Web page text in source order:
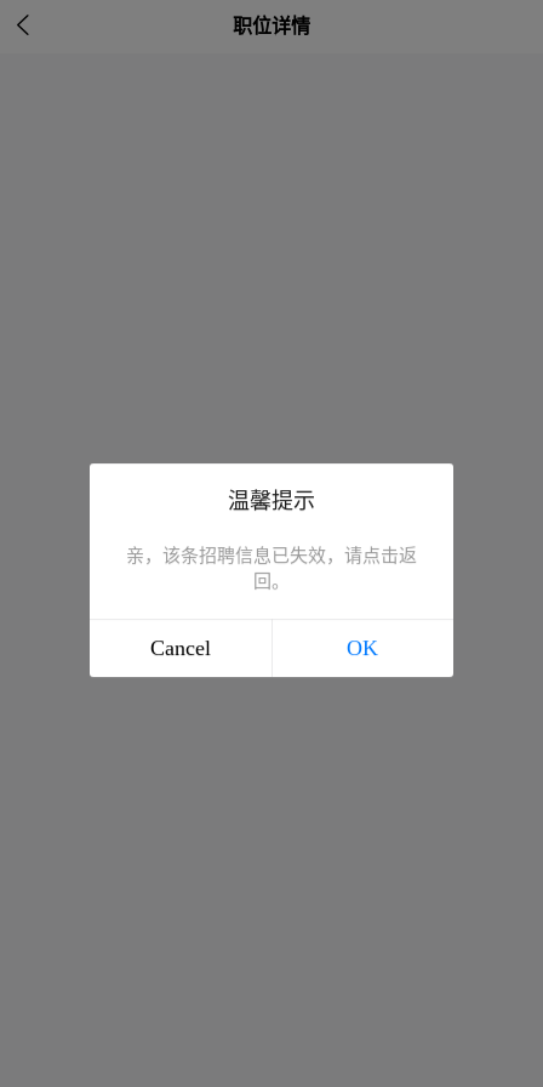
 职位详情
温馨提示
亲，该条招聘信息已失效，请点击返
回。
Cancel OK